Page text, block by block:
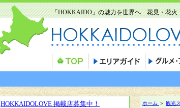
「HOKKAIDO」の魅力を世界へ 花見・花火
HOKKAIDOLOVE 掲載店募集中！ ホーム ＞ 観光